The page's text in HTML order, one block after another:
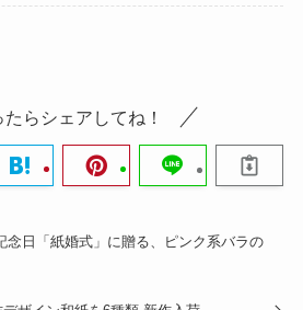
たらシェアしてね！
念日「紙婚式」に贈る、ピンク系バラの